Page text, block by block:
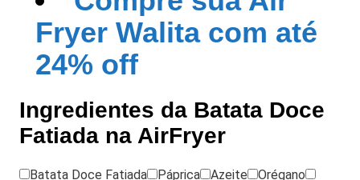
Fryer Walita com até
24% off
Ingredientes da Batata Doce
Fatiada na AirFryer
Batata Doce Fatiada Páprica Azeite
Orégano